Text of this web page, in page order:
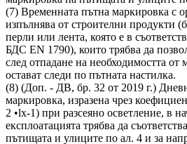
(7) Временната пътна маркировка с
изпълнява от строителни продукти
перли или лента, която е в
БДС EN 1790), които трябва да
след отпадане на необходимостта от
остават следи по пътната настилка.
(8) (Доп. - ДВ, бр. 32 от 2019 г.)
маркировка, изразена чрез
2 •lx-1) при разсеяно осветление, в
експлоатацията трябва да
пътищата и улиците по ал. 4 и за